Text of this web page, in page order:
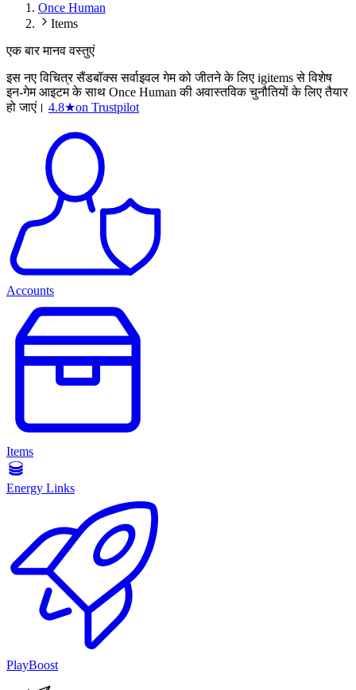
Once Human
Items
एक बार मानव वस्तुएं
इस नए विचित्र सैंडबॉक्स सर्वाइवल गेम को जीतने के लिए igitems से विशेष
इन-गेम आइटम के साथ Once Human की अवास्तविक चुनौतियों के लिए तैयार
हो जाएं। 4.8★on Trustpilot
Accounts
Items
Energy Links
PlayBoost